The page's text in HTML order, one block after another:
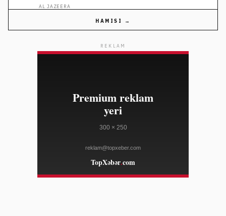
AL JAZEERA
08/08
Live Nation vitse-prezidentinin səhmlərinin satışı 22
faiz bahalaşmanı izləyib
Pinterest səhm qiyməti gəlir artımına baxmayaraq
HAMISI →
REKLAM